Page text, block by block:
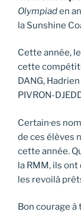
Olympiaden
la Sunshine
Cette année,
cette
DANG,
PIVRON-
Certain·es
de ces élèves
cette année.
la RMM, ils
les revoilà
Bon courage à